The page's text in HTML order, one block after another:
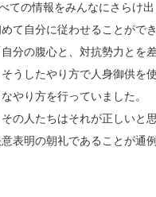
ての情報をみんなにさらけ出
て自分に従わせることがで
分の腹心と、対抗勢力とを
うしたやり方で人身御供を
なやり方を行っていました。
の人たちはそれが正しいと
表明の朝礼であることが通